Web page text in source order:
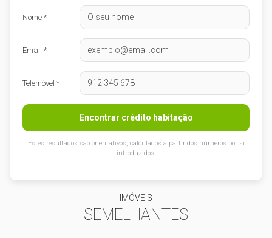
Nome *
Email *
Telemóvel *
Encontrar crédito habitação
Estes resultados são orientativos, calculados a partir dos números por si
introduzidos.
IMÓVEIS
SEMELHANTES